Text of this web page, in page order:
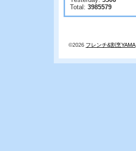
Total: 3985579
©2026 フレンチ&割烹YAMA